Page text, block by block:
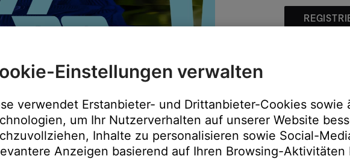
Einstellungen verwalten
verwendet Erstanbieter- und Drittanbieter-Cookies sowie
um Ihr Nutzerverhalten auf unserer Website
Inhalte zu personalisieren sowie Social-
Anzeigen basierend auf Ihren Browsing-Aktivitäten